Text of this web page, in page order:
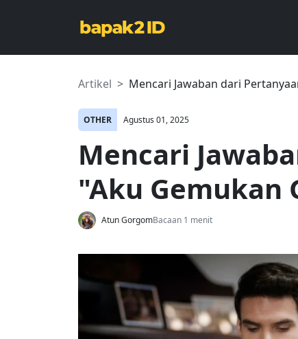
Artikel Mencari Jawaban dari
OTHER Agustus 01, 2025
Mencari
"Aku Gemukan
Atun GorgomBacaan 1 menit